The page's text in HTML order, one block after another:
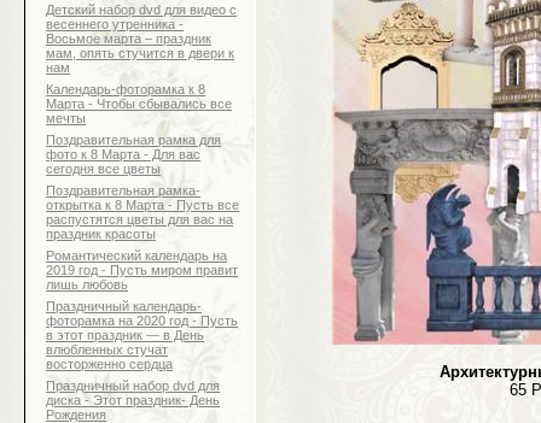
Детский набор dvd для видео с
весеннего утренника -
Восьмое марта – праздник
мам, опять стучится в двери к
нам
Календарь-фоторамка к 8
Марта - Чтобы сбывались все
мечты
Поздравительная рамка для
фото к 8 Марта - Для вас
сегодня все цветы
Поздравительная рамка-
открытка к 8 Марта - Пусть все
распустятся цветы для вас на
праздник красоты
Романтический календарь на
2019 год - Пусть миром правит
лишь любовь
Праздничный календарь-
фоторамка на 2020 год - Пусть
в этот праздник — в День
влюбленных стучат
восторженно сердца
Праздничный набор dvd для
диска - Этот праздник- День
Рождения
65